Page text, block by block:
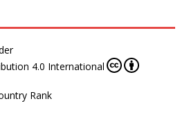
4.0 International